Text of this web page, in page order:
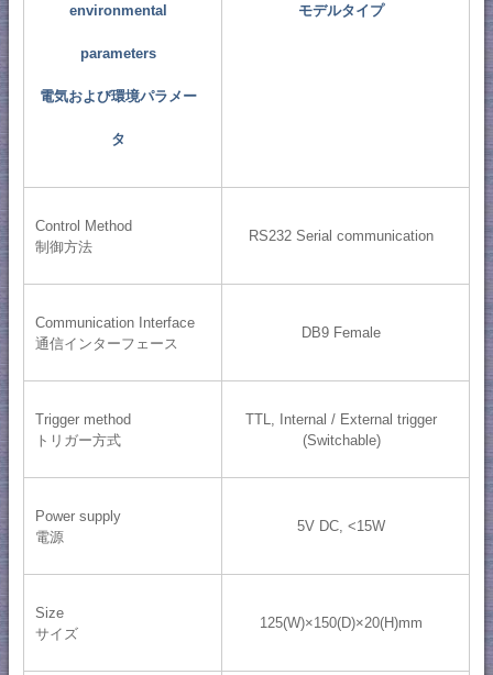
environmental
parameters
電気および環境パラメー
タ
モデルタイプ
Control Method
制御方法
RS232 Serial communication
Communication Interface
通信インターフェース
DB9 Female
Trigger method
トリガー方式
TTL, Internal / External trigger
(Switchable)
Power supply
電源
5V DC, <15W
Size
サイズ
125(W)×150(D)×20(H)mm